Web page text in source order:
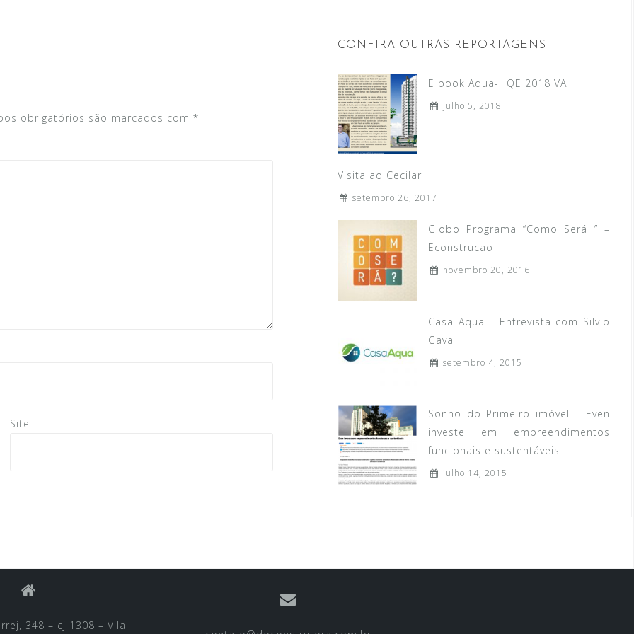
obrigatórios são marcados com *
Site
CONFIRA OUTRAS REPORTAGENS
E book Aqua-HQE 2018 VA
julho 5, 2018
Visita ao Cecilar
setembro 26, 2017
Globo Programa “Como Será ” –
Econstrucao
novembro 20, 2016
Casa Aqua – Entrevista com Silvio
Gava
setembro 4, 2015
Sonho do Primeiro imóvel – Even
investe em empreendimentos
funcionais e sustentáveis
julho 14, 2015
348 – cj 1308 – Vila